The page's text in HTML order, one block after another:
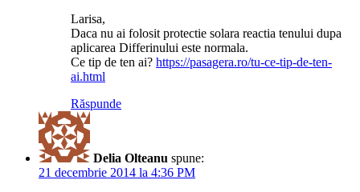
Larisa,
Daca nu ai folosit protectie solara reactia tenului dupa
aplicarea Differinului este normala.
Ce tip de ten ai? https://pasagera.ro/tu-ce-tip-de-ten-
ai.html
Răspunde
Delia Olteanu spune:
21 decembrie 2014 la 4:36 PM